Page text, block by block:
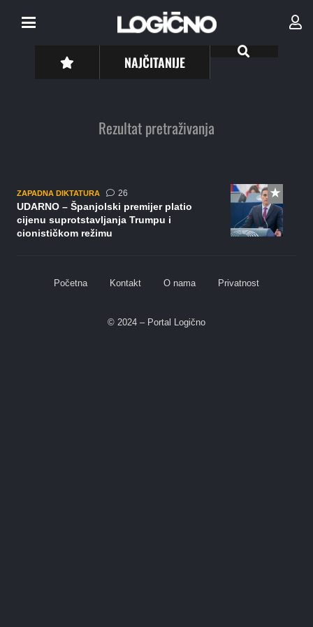
NAJČITANIJE
Rezultat pretraživanja
ZAPADNA DIKTATURA 26komentara
UDARNO – Španjolski premijer platio
cijenu suprotstavljanja Trumpu i
cionističkom režimu
Početna Kontakt O nama Privatnost
© 2024 – Portal Logično